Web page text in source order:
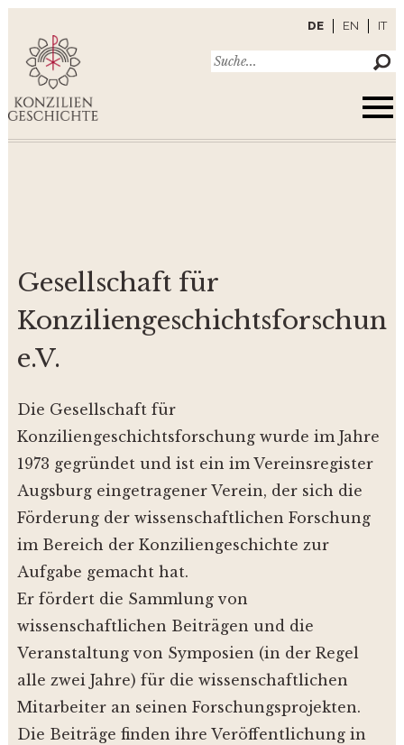
DE EN IT
Gesellschaft für
Konziliengeschichtsforschung
e.V.
Die Gesellschaft für
Konziliengeschichtsforschung wurde im Jahre
1973 gegründet und ist ein im Vereinsregister
Augsburg eingetragener Verein, der sich die
Förderung der wissenschaftlichen Forschung
im Bereich der Konziliengeschichte zur
Aufgabe gemacht hat.
Er fördert die Sammlung von
wissenschaftlichen Beiträgen und die
Veranstaltung von Symposien (in der Regel
alle zwei Jahre) für die wissenschaftlichen
Mitarbeiter an seinen Forschungsprojekten.
Die Beiträge finden ihre Veröffentlichung in